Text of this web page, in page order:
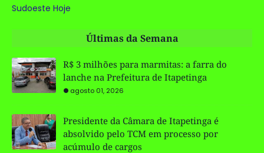
Sudoeste Hoje
Últimas da Semana
R$ 3 milhões para marmitas: a farra do
lanche na Prefeitura de Itapetinga
agosto 01, 2026
Presidente da Câmara de Itapetinga é
absolvido pelo TCM em processo por
acúmulo de cargos